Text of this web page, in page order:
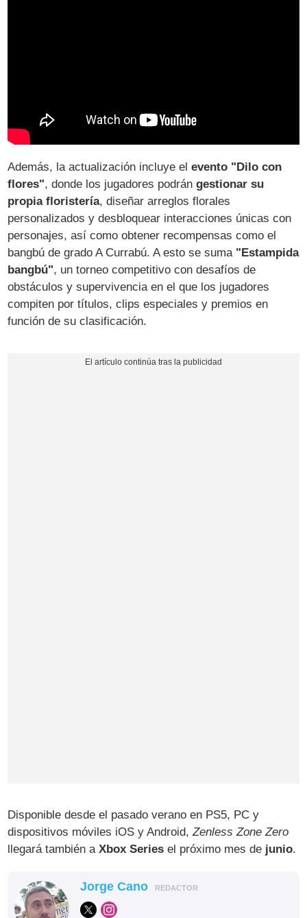
Además, la actualización incluye elevento "Dilo con
flores", donde los jugadores podrángestionar su
propia floristería, diseñar arreglos florales
personalizados y desbloquear interacciones únicas con
personajes, así como obtener recompensas como el
bangbú de grado A Currabú. A esto se suma "Estampida
bangbú", un torneo competitivo con desafíos de
obstáculos y supervivencia en el que los jugadores
compiten por títulos, clips especiales y premios en
función de su clasificación.
Disponible desde el pasado verano en PS5, PC y
dispositivos móviles iOS y Android,Zenless Zone Zero
llegará también aXbox Series el próximo mes de junio.
Jorge Cano REDACTOR